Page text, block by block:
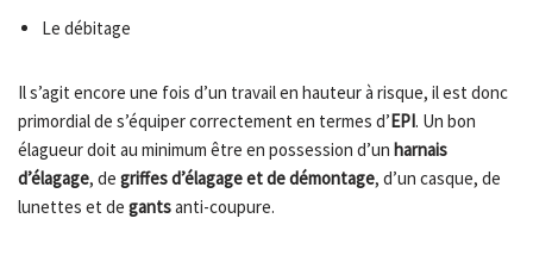
Le débitage
Il s’agit encore une fois d’un travail en hauteur à risque, il est donc
primordial de s’équiper correctement en termes d’EPI. Un bon
élagueur doit au minimum être en possession d’un harnais
d’élagage, de griffes d’élagage et de démontage, d’un casque, de
lunettes et de gantsanti-coupure.